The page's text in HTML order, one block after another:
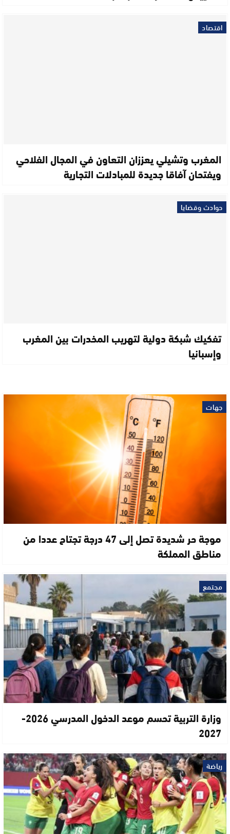
اقتصاد
المغرب وتشيلي يعززان التعاون في المجال الفلاحي
ويفتحان آفاقا جديدة للمبادلات التجارية
حوادث وقضايا
تفكيك شبكة دولية لتهريب المخدرات بين المغرب
وإسبانيا
جهات
موجة حر شديدة تصل إلى 47 درجة تجتاح عددا من
مناطق المملكة
مجتمع
وزارة التربية تحسم موعد الدخول المدرسي 2026-
2027
رياضة